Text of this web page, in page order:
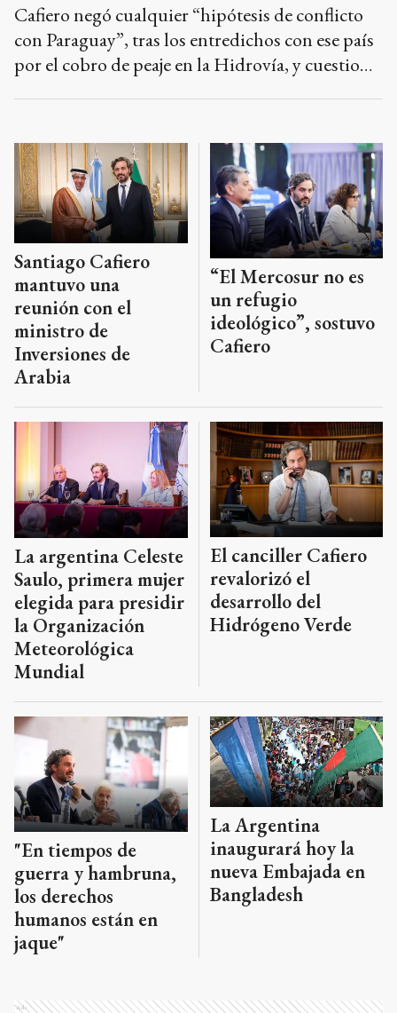
Cafiero negó cualquier “hipótesis de conflicto
con Paraguay”, tras los entredichos con ese país
por el cobro de peaje en la Hidrovía, y cuestionó
Santiago Cafiero
mantuvo una
reunión con el
ministro de
Inversiones de
Arabia
“El Mercosur no es
un refugio
ideológico”, sostuvo
Cafiero
La argentina Celeste
Saulo, primera mujer
elegida para presidir
la Organización
Meteorológica
Mundial
El canciller Cafiero
revalorizó el
desarrollo del
Hidrógeno Verde
"En tiempos de
guerra y hambruna,
los derechos
humanos están en
jaque"
La Argentina
inaugurará hoy la
nueva Embajada en
Bangladesh
Ads